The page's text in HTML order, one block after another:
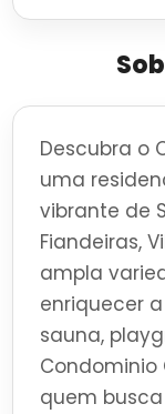
Descubra o
uma
vibrante de
Fiandeiras,
ampla
enriquecer
sauna,
quem